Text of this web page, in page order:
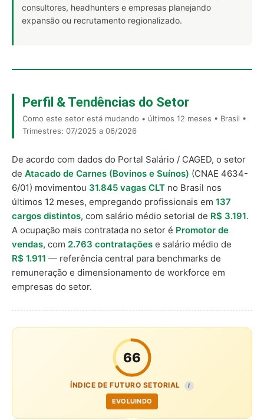
consultores, headhunters e empresas planejando
expansão ou recrutamento regionalizado.
Perfil & Tendências do Setor
Como este setor está mudando • últimos 12 meses • Brasil •
Trimestres: 07/2025 a 06/2026
De acordo com dados do Portal Salário / CAGED, o setor
de Atacado de Carnes (Bovinos e Suínos) (CNAE 4634-
6/01) movimentou 31.845 vagas CLT no Brasil nos
últimos 12 meses, empregando profissionais em 137
cargos distintos, com salário médio setorial de R$ 3.191.
A ocupação mais contratada no setor é Promotor de
vendas, com 2.763 contratações e salário médio de
R$ 1.911 — referência central para benchmarks de
remuneração e dimensionamento de workforce em
empresas do setor.
66
ÍNDICE DE FUTURO SETORIAL I
EVOLUINDO